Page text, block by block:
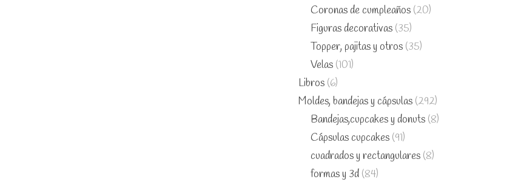
Coronas de cumpleaños (20)
Figuras decorativas (35)
Topper, pajitas y otros (35)
Velas (101)
Libros (6)
Moldes, bandejas y cápsulas (292)
Bandejas,cupcakes y donuts (8)
Cápsulas cupcakes (91)
cuadrados y rectangulares (8)
formas y 3d (84)